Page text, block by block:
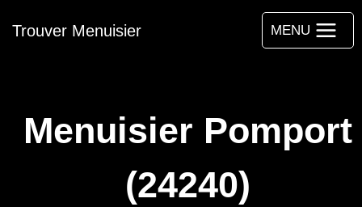
auTrouver Menuisier MENU
Menuisier Pomport
(24240)